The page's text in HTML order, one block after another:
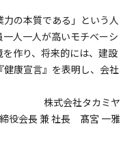
の本質である」という人
人一人が高いモチベーシ
作り、将来的には、建設
康宣言』を表明し、会社
株式会社タカミヤ
役会長 兼 社長 髙宮 一雅